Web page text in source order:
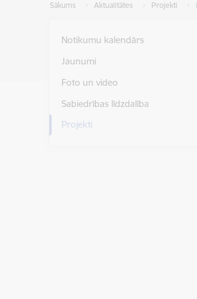
Sākums Aktualitātes Projekti
Notikumu kalendārs
Jaunumi
Foto un video
Sabiedrības līdzdalība
Projekti